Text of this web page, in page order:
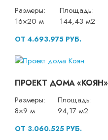
Размеры:
16×20 м
Площадь:
144,43 м2
ОТ 4.693.975 РУБ.
ПРОЕКТ ДОМА «КОЯН»
Размеры:
8×9 м
Площадь:
94,17 м2
ОТ 3.060.525 РУБ.